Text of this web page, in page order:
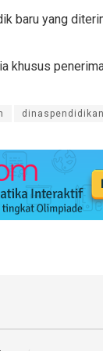
baru yang
khusus
dinaspendidikan